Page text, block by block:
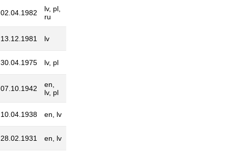
02.04.1982
lv, pl,
ru
13.12.1981 lv
30.04.1975 lv, pl
07.10.1942
en,
lv, pl
10.04.1938 en, lv
28.02.1931 en, lv